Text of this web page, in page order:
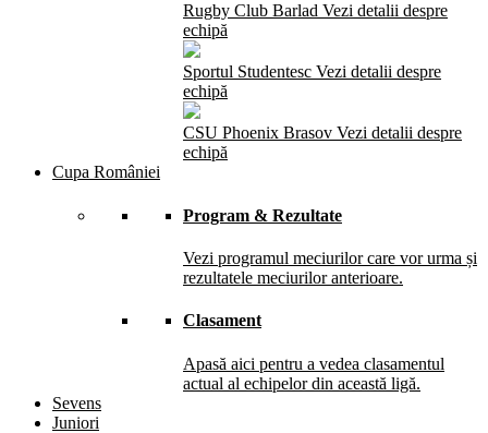
Rugby Club Barlad Vezi detalii despre
echipă
Sportul Studentesc Vezi detalii despre
echipă
CSU Phoenix Brasov Vezi detalii despre
echipă
Cupa României
Program & Rezultate
Vezi programul meciurilor care vor urma și
rezultatele meciurilor anterioare.
Clasament
Apasă aici pentru a vedea clasamentul
actual al echipelor din această ligă.
Sevens
Juniori